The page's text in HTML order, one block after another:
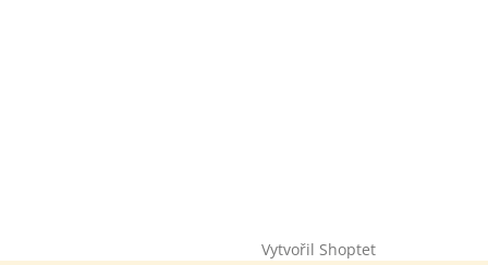
Vytvořil Shoptet